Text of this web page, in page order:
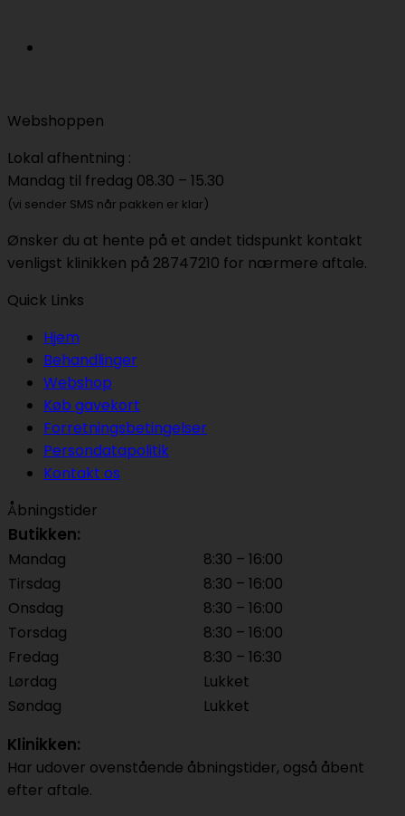
Webshoppen
Lokal afhentning :
Mandag til fredag 08.30 – 15.30
(vi sender SMS når pakken er klar)
Ønsker du at hente på et andet tidspunkt kontakt
venligst klinikken på 28747210 for nærmere aftale.
Quick Links
Hjem
Behandlinger
Webshop
Køb gavekort
Forretningsbetingelser
Persondatapolitik
Kontakt os
Åbningstider
Butikken:
Mandag
8:30 – 16:00
Tirsdag
8:30 – 16:00
Onsdag
8:30 – 16:00
Torsdag
8:30 – 16:00
Fredag
8:30 – 16:30
Lørdag
Lukket
Søndag
Lukket
Klinikken:
Har udover ovenstående åbningstider, også åbent
efter aftale.